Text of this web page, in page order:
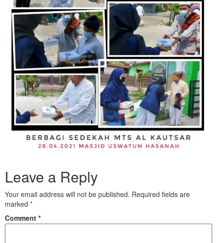
Leave a Reply
Your email address will not be published. Required fields are
marked *
Comment *